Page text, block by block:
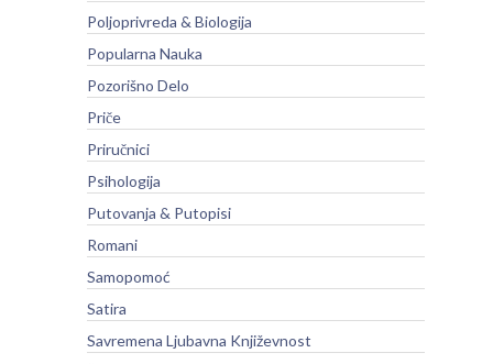
Poljoprivreda & Biologija
Popularna Nauka
Pozorišno Delo
Priče
Priručnici
Psihologija
Putovanja & Putopisi
Romani
Samopomoć
Satira
Savremena Ljubavna Književnost